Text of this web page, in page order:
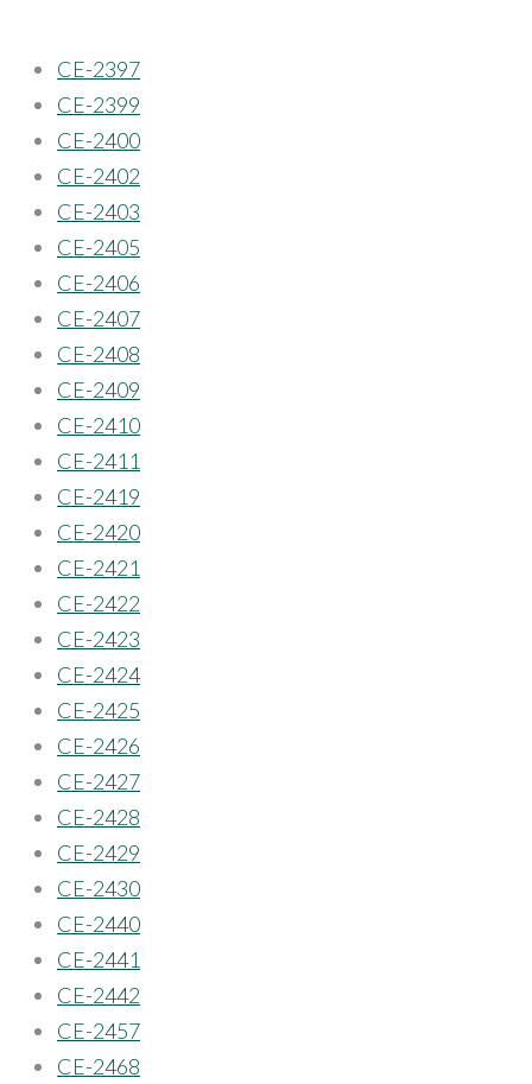
CE-2397
CE-2399
CE-2400
CE-2402
CE-2403
CE-2405
CE-2406
CE-2407
CE-2408
CE-2409
CE-2410
CE-2411
CE-2419
CE-2420
CE-2421
CE-2422
CE-2423
CE-2424
CE-2425
CE-2426
CE-2427
CE-2428
CE-2429
CE-2430
CE-2440
CE-2441
CE-2442
CE-2457
CE-2468